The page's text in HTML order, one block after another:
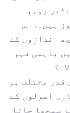
روس،
ہیں۔. اس
اندازوں کے
باہمی فہم
قدر مختلف ہو
اصولوں کے
سمجھا جاتا